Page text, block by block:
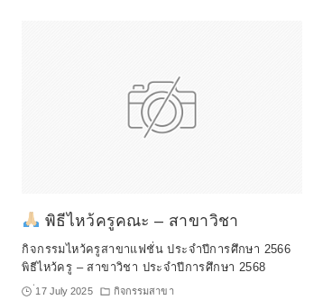
พิธีไหว้ครูคณะ – สาขาวิชา
กิจกรรมไหว้ครูสาขาแฟชั่น ประจำปีการศึกษา 2566
พิธีไหว้ครู – สาขาวิชา ประจำปีการศึกษา 2568
่17 July 2025 กิจกรรมสาขา